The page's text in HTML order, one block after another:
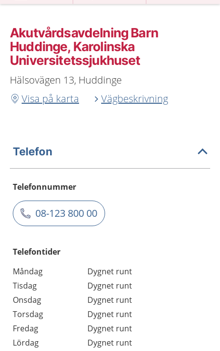
Akutvårdsavdelning Barn
Huddinge, Karolinska
Universitetssjukhuset
Hälsovägen 13, Huddinge
Visa på karta
Vägbeskrivning
Telefon
Telefonnummer
08-123 800 00
Telefontider
Måndag
Dygnet runt
Tisdag
Dygnet runt
Onsdag
Dygnet runt
Torsdag
Dygnet runt
Fredag
Dygnet runt
Lördag
Dygnet runt